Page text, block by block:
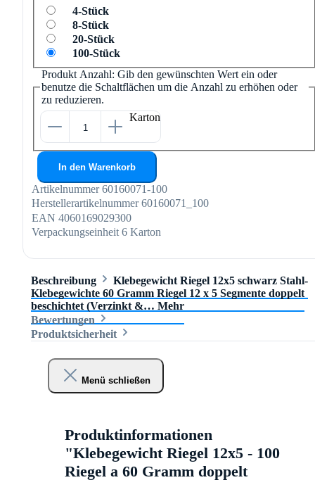
4-Stück
8-Stück
20-Stück
100-Stück
Produkt Anzahl: Gib den gewünschten Wert ein oder
benutze die Schaltflächen um die Anzahl zu erhöhen oder
zu reduzieren.
Karton
In den Warenkorb
Artikelnummer 60160071-100
Herstellerartikelnummer 60160071_100
EAN 4060169029300
Verpackungseinheit 6 Karton
Beschreibung
Klebegewicht Riegel 12x5 schwarz Stahl-
Klebegewichte 60 Gramm Riegel 12 x 5 Segmente doppelt
beschichtet (Verzinkt &… Mehr
Bewertungen
Produktsicherheit
Menü schließen
Produktinformationen
"Klebegewicht Riegel 12x5 - 100
Riegel a 60 Gramm doppelt